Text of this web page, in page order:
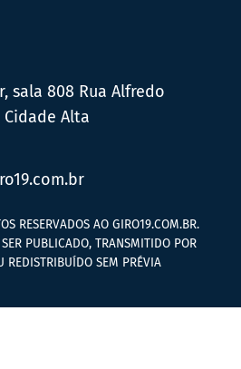
sala 808 Rua Alfredo
Cidade Alta
RESERVADOS AO GIRO19.COM.BR.
PUBLICADO, TRANSMITIDO POR
REDISTRIBUÍDO SEM PRÉVIA